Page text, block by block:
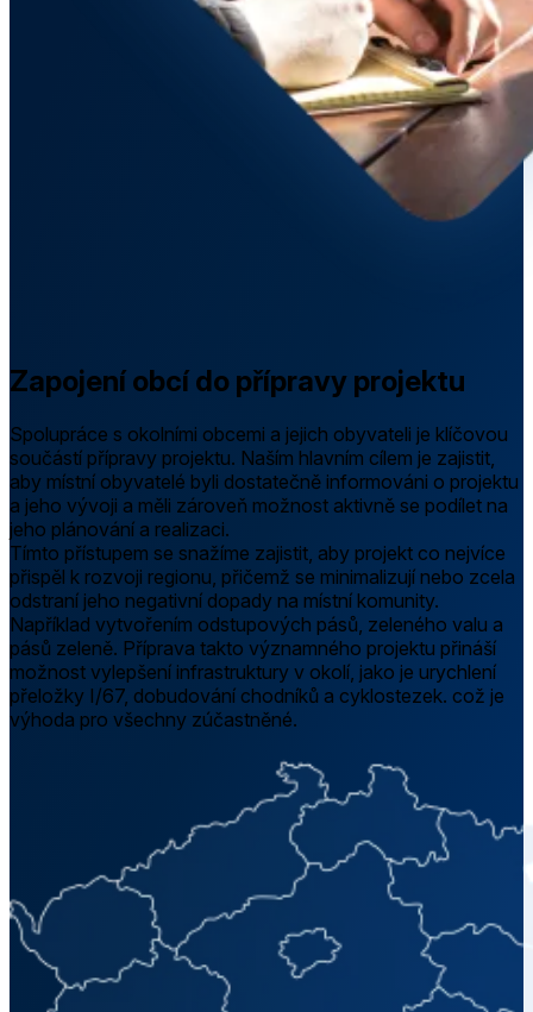
Zapojení obcí do přípravy projektu
Spolupráce s okolními obcemi a jejich obyvateli je klíčovou
součástí přípravy projektu. Naším hlavním cílem je zajistit,
aby místní obyvatelé byli dostatečně informováni o projektu
a jeho vývoji a měli zároveň možnost aktivně se podílet na
jeho plánování a realizaci.
Tímto přístupem se snažíme zajistit, aby projekt co nejvíce
přispěl k rozvoji regionu, přičemž se minimalizují nebo zcela
odstraní jeho negativní dopady na místní komunity.
Například vytvořením odstupových pásů, zeleného valu a
pásů zeleně. Příprava takto významného projektu přináší
možnost vylepšení infrastruktury v okolí, jako je urychlení
přeložky I/67, dobudování chodníků a cyklostezek. což je
výhoda pro všechny zúčastněné.